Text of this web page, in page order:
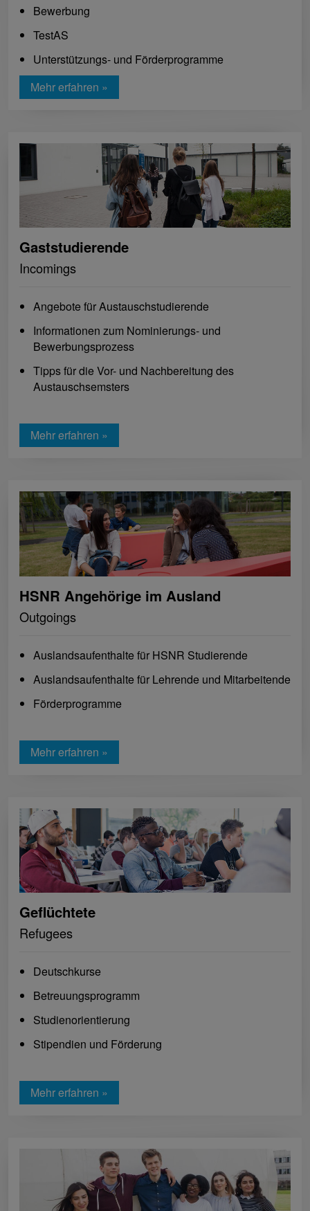
Bewerbung
TestAS
Unterstützungs- und Förderprogramme
Mehr erfahren »
Gaststudierende
Incomings
Angebote für Austauschstudierende
Informationen zum Nominierungs- und
Bewerbungsprozess
Tipps für die Vor- und Nachbereitung des
Austauschsemsters
Mehr erfahren »
HSNR Angehörige im Ausland
Outgoings
Auslandsaufenthalte für HSNR Studierende
Auslandsaufenthalte für Lehrende und Mitarbeitende
Förderprogramme
Mehr erfahren »
Geflüchtete
Refugees
Deutschkurse
Betreuungsprogramm
Studienorientierung
Stipendien und Förderung
Mehr erfahren »